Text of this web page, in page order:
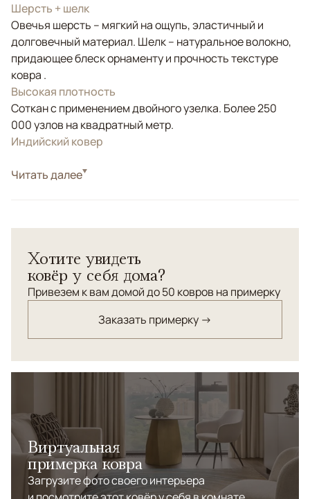
Шерсть + шелк
Овечья шерсть – мягкий на ощупь, эластичный и
долговечный материал. Шелк – натуральное волокно,
придающее блеск орнаменту и прочность текстуре
ковра .
Высокая плотность
Соткан с применением двойного узелка. Более 250
000 узлов на квадратный метр.
Индийский ковер
СтильСовременные
Мультиколор
Читать далее
Хотите увидеть
ковёр у себя дома?
Привезем к вам домой до 50 ковров на примерку
Заказать примерку →
Виртуальная
примерка ковра
Загрузите фото своего интерьера